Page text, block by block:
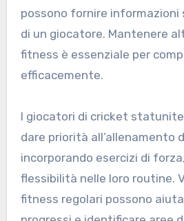
possono fornire informazioni
di un giocatore. Mantenere
fitness è essenziale per
efficacemente.
I giocatori di cricket
dare priorità all’allenamento
incorporando esercizi di
flessibilità nelle loro routine.
fitness regolari possono